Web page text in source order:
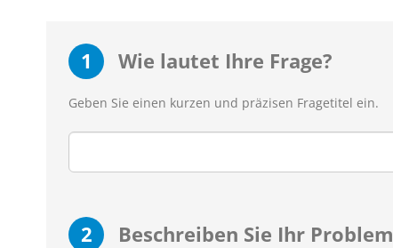
1 Wie lautet Ihre Frage?
Geben Sie einen kurzen und präzisen Fragetitel ein.
2 Beschreiben Sie Ihr Problem